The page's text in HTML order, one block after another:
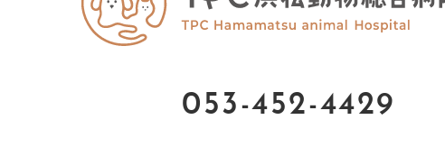
053-452-4429